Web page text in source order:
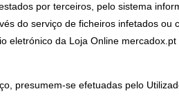
por terceiros, pelo sistema
do serviço de ficheiros infetados
da Loja Online
presumem-se efetuadas pelo